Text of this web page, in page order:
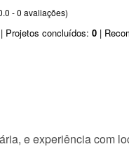
- 0 avaliações)
| Projetos concluídos: 0 |
e experiência com